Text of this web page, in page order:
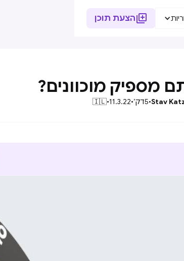
הצעת תוכן
מספיק מוכוונים?
Stav
•
5דק׳•
11.3.22
•
🇮🇱